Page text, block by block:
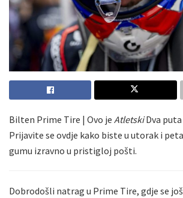
Bilten Prime Tire | Ovo je AtletskiDva
Prijavite se ovdje kako biste u utorak i
gumu izravno u pristigloj pošti.
Dobrodošli natrag u Prime Tire, gdje se